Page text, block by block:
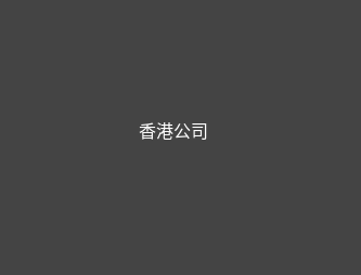
香港公司